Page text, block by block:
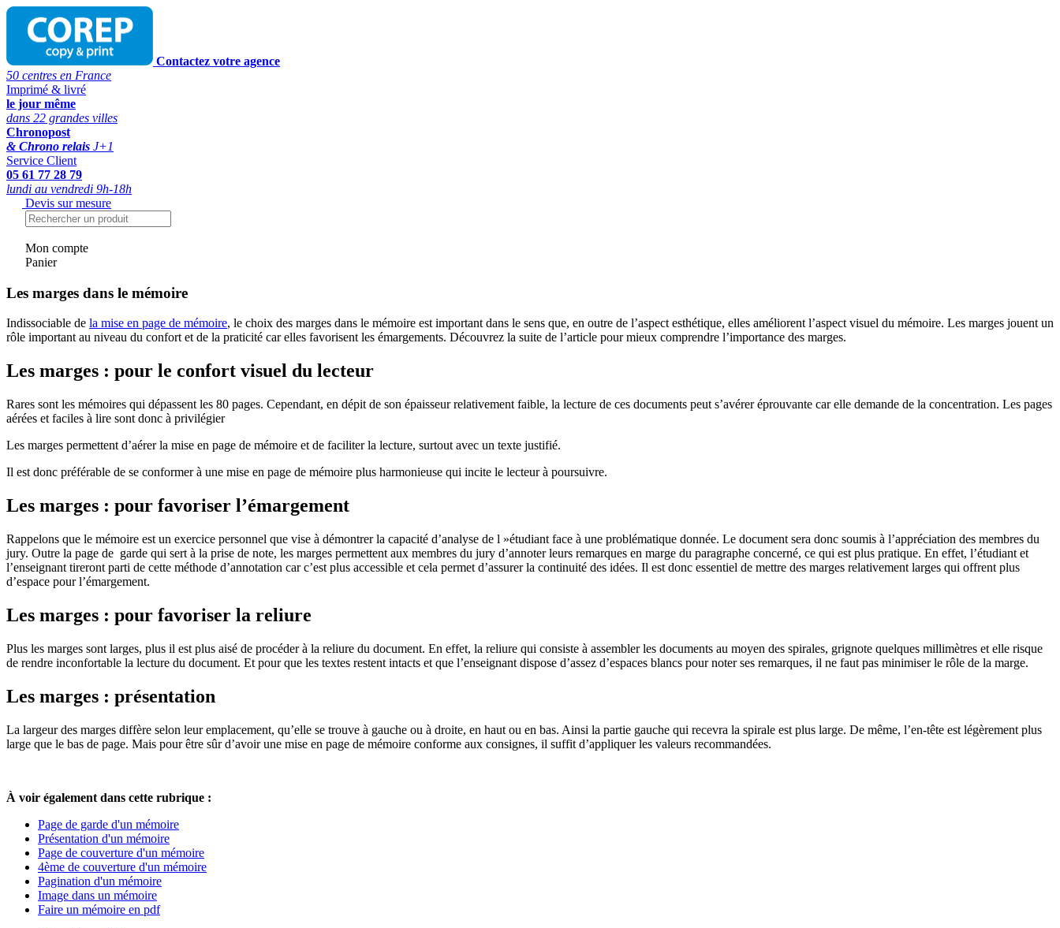
Contactez votre agence
50 centres en France
Imprimé & livré
le jour même
dans 22 grandes villes
Chronopost
& Chrono relais J+1
Service Client
05 61 77 28 79
lundi au vendredi 9h-18h
Devis sur mesure
Mon compte
Panier
Les marges dans le mémoire
Indissociable de la mise en page de mémoire, le choix des marges dans le mémoire est important dans le sens que, en outre de l’aspect esthétique, elles améliorent l’aspect visuel du mémoire. Les marges jouent un
rôle important au niveau du confort et de la praticité car elles favorisent les émargements. Découvrez la suite de l’article pour mieux comprendre l’importance des marges.
Les marges : pour le confort visuel du lecteur
Rares sont les mémoires qui dépassent les 80 pages. Cependant, en dépit de son épaisseur relativement faible, la lecture de ces documents peut s’avérer éprouvante car elle demande de la concentration. Les pages
aérées et faciles à lire sont donc à privilégier
Les marges permettent d’aérer la mise en page de mémoire et de faciliter la lecture, surtout avec un texte justifié.
Il est donc préférable de se conformer à une mise en page de mémoire plus harmonieuse qui incite le lecteur à poursuivre.
Les marges : pour favoriser l’émargement
Rappelons que le mémoire est un exercice personnel que vise à démontrer la capacité d’analyse de l »étudiant face à une problématique donnée. Le document sera donc soumis à l’appréciation des membres du
jury. Outre la page de garde qui sert à la prise de note, les marges permettent aux membres du jury d’annoter leurs remarques en marge du paragraphe concerné, ce qui est plus pratique. En effet, l’étudiant et
l’enseignant tireront parti de cette méthode d’annotation car c’est plus accessible et cela permet d’assurer la continuité des idées. Il est donc essentiel de mettre des marges relativement larges qui offrent plus
d’espace pour l’émargement.
Les marges : pour favoriser la reliure
Plus les marges sont larges, plus il est plus aisé de procéder à la reliure du document. En effet, la reliure qui consiste à assembler les documents au moyen des spirales, grignote quelques millimètres et elle risque
de rendre inconfortable la lecture du document. Et pour que les textes restent intacts et que l’enseignant dispose d’assez d’espaces blancs pour noter ses remarques, il ne faut pas minimiser le rôle de la marge.
Les marges : présentation
La largeur des marges diffère selon leur emplacement, qu’elle se trouve à gauche ou à droite, en haut ou en bas. Ainsi la partie gauche qui recevra la spirale est plus large. De même, l’en-tête est légèrement plus
large que le bas de page. Mais pour être sûr d’avoir une mise en page de mémoire conforme aux consignes, il suffit d’appliquer les valeurs recommandées.
À voir également dans cette rubrique :
Page de garde d'un mémoire
Présentation d'un mémoire
Page de couverture d'un mémoire
4ème de couverture d'un mémoire
Pagination d'un mémoire
Image dans un mémoire
Faire un mémoire en pdf